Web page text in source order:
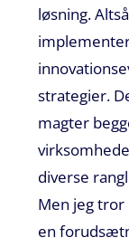
løsning.
strategier.
magter
diverse
Men jeg
en